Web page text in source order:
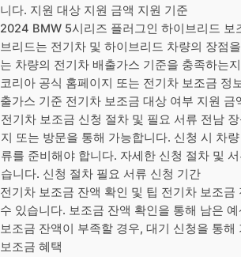
니다. 지원 대상 지원 금액 지원 기준
2024 BMW 5시리즈 플러그인 하이브리드
브리드는 전기차 및 하이브리드 차량의 장점
는 차량의 전기차 배출가스 기준을 충족하는
코리아 공식 홈페이지 또는 전기차 보조금 정
출가스 기준 전기차 보조금 대상 여부 지원 금
전기차 보조금 신청 절차 및 필요 서류 전남
지 또는 방문을 통해 가능합니다. 신청 시 차
류를 준비해야 합니다. 자세한 신청 절차 및
습니다. 신청 절차 필요 서류 신청 기간
전기차 보조금 잔액 확인 및 팁 전기차 보조
수 있습니다. 보조금 잔액 확인을 통해 남은
보조금 잔액이 부족할 경우, 대기 신청을 통
보조금 혜택